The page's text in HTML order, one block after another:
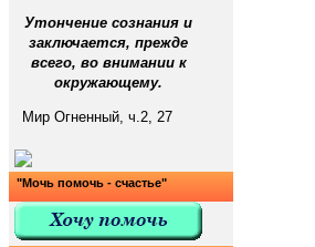
Утончение сознания и
заключается, прежде
всего, во внимании к
окружающему.
Мир Огненный, ч.2, 27
"Мочь помочь - счастье"